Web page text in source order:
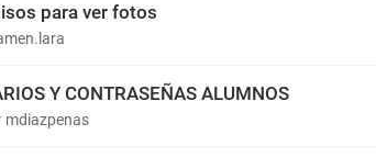
para ver fotos
Y CONTRASEÑAS ALUMNOS
mdiazpenas